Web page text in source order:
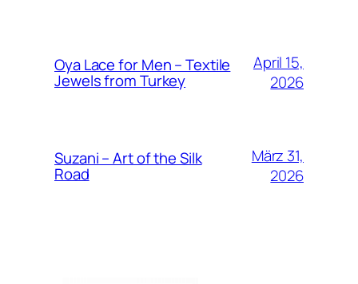
Oya Lace for Men – Textile
Jewels from Turkey
April 15,
2026
Suzani – Art of the Silk
Road
März 31,
2026